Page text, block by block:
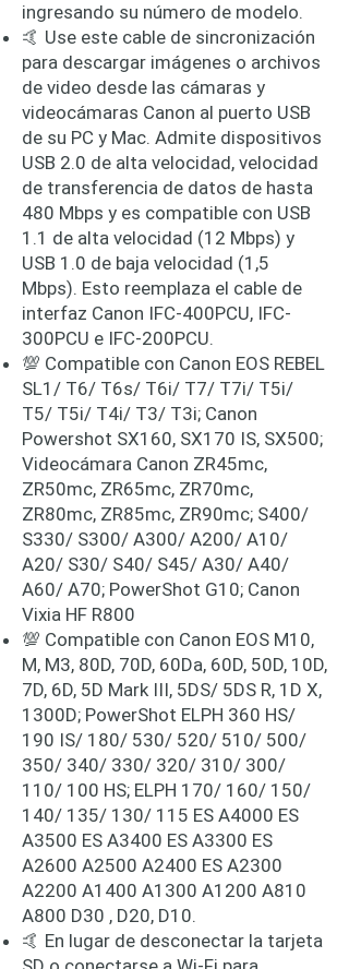
ingresando su número de modelo.
🤙 Use este cable de sincronización
para descargar imágenes o archivos
de video desde las cámaras y
videocámaras Canon al puerto USB
de su PC y Mac. Admite dispositivos
USB 2.0 de alta velocidad, velocidad
de transferencia de datos de hasta
480 Mbps y es compatible con USB
1.1 de alta velocidad (12 Mbps) y
USB 1.0 de baja velocidad (1,5
Mbps). Esto reemplaza el cable de
interfaz Canon IFC-400PCU, IFC-
300PCU e IFC-200PCU.
💯 Compatible con Canon EOS REBEL
SL1/ T6/ T6s/ T6i/ T7/ T7i/ T5i/
T5/ T5i/ T4i/ T3/ T3i; Canon
Powershot SX160, SX170 IS, SX500;
Videocámara Canon ZR45mc,
ZR50mc, ZR65mc, ZR70mc,
ZR80mc, ZR85mc, ZR90mc; S400/
S330/ S300/ A300/ A200/ A10/
A20/ S30/ S40/ S45/ A30/ A40/
A60/ A70; PowerShot G10; Canon
Vixia HF R800
💯 Compatible con Canon EOS M10,
M, M3, 80D, 70D, 60Da, 60D, 50D, 10D,
7D, 6D, 5D Mark III, 5DS/ 5DS R, 1D X,
1300D; PowerShot ELPH 360 HS/
190 IS/ 180/ 530/ 520/ 510/ 500/
350/ 340/ 330/ 320/ 310/ 300/
110/ 100 HS; ELPH 170/ 160/ 150/
140/ 135/ 130/ 115 ES A4000 ES
A3500 ES A3400 ES A3300 ES
A2600 A2500 A2400 ES A2300
A2200 A1400 A1300 A1200 A810
A800 D30 , D20, D10.
🤙 En lugar de desconectar la tarjeta